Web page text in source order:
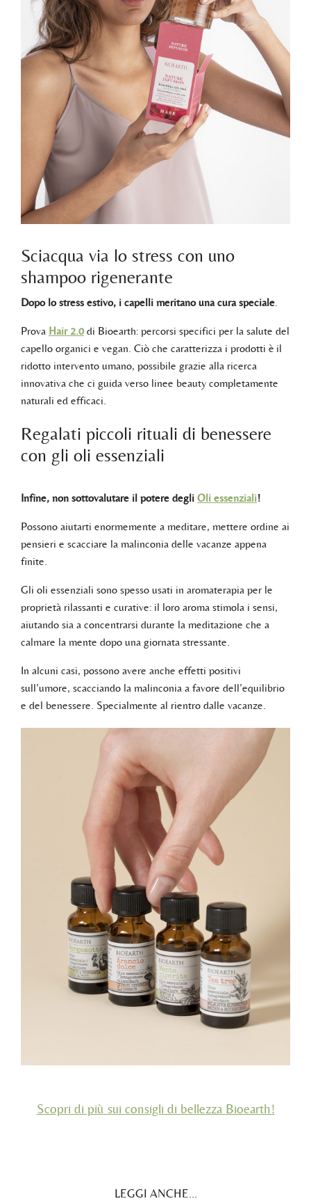
Sciacqua via lo stress con uno
shampoo rigenerante
Dopo lo stress estivo, i capelli meritano una cura speciale
Prova Hair 2.0di Bioearth: percorsi specifici per la salute del
capello organici e vegan. Ciò che caratterizza i prodotti è il
ridotto intervento umano, possibile grazie alla ricerca
innovativa che ci guida verso linee beauty completamente
naturali ed efficaci.
Regalati piccoli rituali di benessere
con gli oli essenziali
Infine, non sottovalutare il potere degli Oli essenziali!
Possono aiutarti enormemente a meditare, mettere ordine ai
pensieri e scacciare la malinconia delle vacanze appena
finite.
Gli oli essenziali sono spesso usati in aromaterapia per le
proprietà rilassanti e curative: il loro aroma stimola i sensi,
aiutando sia a concentrarsi durante la meditazione che a
calmare la mente dopo una giornata stressante.
In alcuni casi, possono avere anche effetti positivi
sull’umore, scacciando la malinconia a favore dell’equilibrio
e del benessere. Specialmente al rientro dalle vacanze.
Scopri di più sui consigli di bellezza Bioearth!
LEGGI ANCHE...